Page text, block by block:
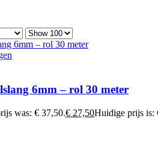
6mm – rol 30 meter
was: € 37,50.€ 27,50Huidige prijs is: